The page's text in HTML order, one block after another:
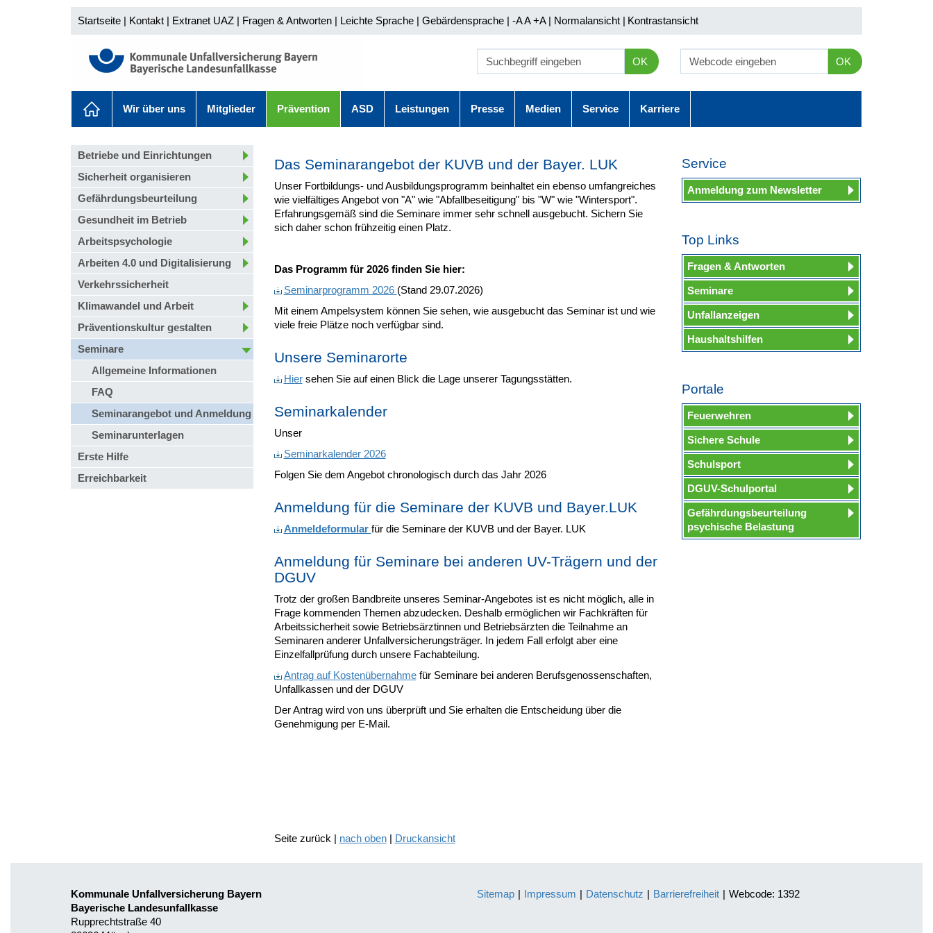
Startseite | Kontakt | Extranet UAZ | Fragen & Antworten | Leichte Sprache | Gebärdensprache | -A A+A | Normalansicht | Kontrastansicht
OK OK
Wir über uns Mitglieder Prävention ASD Leistungen Presse Medien Service Karriere
Betriebe und Einrichtungen
Sicherheit organisieren
Gefährdungsbeurteilung
Gesundheit im Betrieb
Arbeitspsychologie
Arbeiten 4.0 und Digitalisierung
Verkehrssicherheit
Klimawandel und Arbeit
Präventionskultur gestalten
Seminare
Allgemeine Informationen
FAQ
Seminarangebot und Anmeldung
Seminarunterlagen
Erste Hilfe
Erreichbarkeit
Das Seminarangebot der KUVB und der Bayer. LUK
Unser Fortbildungs- und Ausbildungsprogramm beinhaltet ein ebenso umfangreiches
wie vielfältiges Angebot von "A" wie "Abfallbeseitigung" bis "W" wie "Wintersport".
Erfahrungsgemäß sind die Seminare immer sehr schnell ausgebucht. Sichern Sie
sich daher schon frühzeitig einen Platz.
Das Programm für 2026 finden Sie hier:
Seminarprogramm 2026 (Stand 29.07.2026)
Mit einem Ampelsystem können Sie sehen, wie ausgebucht das Seminar ist und wie
viele freie Plätze noch verfügbar sind.
Unsere Seminarorte
Hiersehen Sie auf einen Blick die Lage unserer Tagungsstätten.
Seminarkalender
Unser
Seminarkalender 2026
Folgen Sie dem Angebot chronologisch durch das Jahr 2026
Anmeldung für die Seminare der KUVB und Bayer.LUK
Anmeldeformular für die Seminare der KUVB und der Bayer. LUK
Anmeldung für Seminare bei anderen UV-Trägern und der
DGUV
Trotz der großen Bandbreite unseres Seminar-Angebotes ist es nicht möglich, alle in
Frage kommenden Themen abzudecken. Deshalb ermöglichen wir Fachkräften für
Arbeitssicherheit sowie Betriebsärztinnen und Betriebsärzten die Teilnahme an
Seminaren anderer Unfallversicherungsträger. In jedem Fall erfolgt aber eine
Einzelfallprüfung durch unsere Fachabteilung.
Antrag auf Kostenübernahmefür Seminare bei anderen Berufsgenossenschaften,
Unfallkassen und der DGUV
Der Antrag wird von uns überprüft und Sie erhalten die Entscheidung über die
Genehmigung per E-Mail.
Seite zurück | nach oben| Druckansicht
Service
Anmeldung zum Newsletter
Top Links
Fragen & Antworten
Seminare
Unfallanzeigen
Haushaltshilfen
Portale
Feuerwehren
Sichere Schule
Schulsport
DGUV-Schulportal
Gefährdungsbeurteilung
psychische Belastung
Kommunale Unfallversicherung Bayern
Bayerische Landesunfallkasse
Rupprechtstraße 40
Sitemap | Impressum | Datenschutz | Barrierefreiheit | Webcode: 1392